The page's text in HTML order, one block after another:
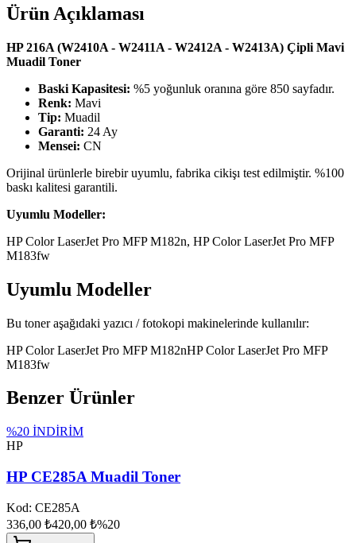
Ürün Açıklaması
HP 216A (W2410A - W2411A - W2412A - W2413A) Çipli Mavi
Muadil Toner
Baski Kapasitesi: %5 yoğunluk oranına göre 850 sayfadır.
Renk: Mavi
Tip: Muadil
Garanti: 24 Ay
Mensei: CN
Orijinal ürünlerle birebir uyumlu, fabrika cikişı test edilmiştir. %100
baskı kalitesi garantili.
Uyumlu Modeller:
HP Color LaserJet Pro MFP M182n, HP Color LaserJet Pro MFP
M183fw
Uyumlu Modeller
Bu toner aşağıdaki yazıcı / fotokopi makinelerinde kullanılır:
HP Color LaserJet Pro MFP M182nHP Color LaserJet Pro MFP
M183fw
Benzer Ürünler
%20 İNDİRİM
HP
HP CE285A Muadil Toner
Kod: CE285A
336,00 ₺420,00 ₺%20